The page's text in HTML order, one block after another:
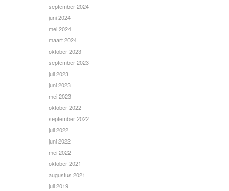
september 2024
juni 2024
mei 2024
maart 2024
oktober 2023
september 2023
juli 2023
juni 2023
mei 2023
oktober 2022
september 2022
juli 2022
juni 2022
mei 2022
oktober 2021
augustus 2021
juli 2019